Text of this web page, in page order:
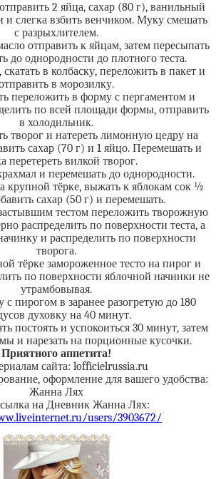
2 яйца, сахар (80 г), ванильный
и слегка взбить венчиком. Муку смешать
с разрыхлителем.
отправить к яйцам, затем пересыпать
до однородности до плотного теста.
в колбаску, переложить в пакет и
в морозилку.
переложить в форму с пергаментом и
по всей площади формы, отправить
в холодильник.
творог и натереть лимонную цедру на
сахар (70 г) и 1 яйцо. Перемешать и
перетереть вилкой творог.
и перемешать до однородности.
крупной тёрке, выжать к яблокам сок ½
сахар (50 г) и перемешать.
тестом переложить творожную
распределить по поверхности теста, а
и распределить по поверхности
творога.
тёрке замороженное тесто на пирог и
по поверхности яблочной начинки не
утрамбовывая.
пирогом в заранее разогретую до 180
духовку на 40 минут.
постоять и успокоиться 30 минут, затем
и нарезать на порционные кусочки.
Приятного аппетита!
сайта: lofficielrussia.ru
оформление для вашего удобства:
Жанна Лях
на Дневник Жанна Лях:
users/3903672/